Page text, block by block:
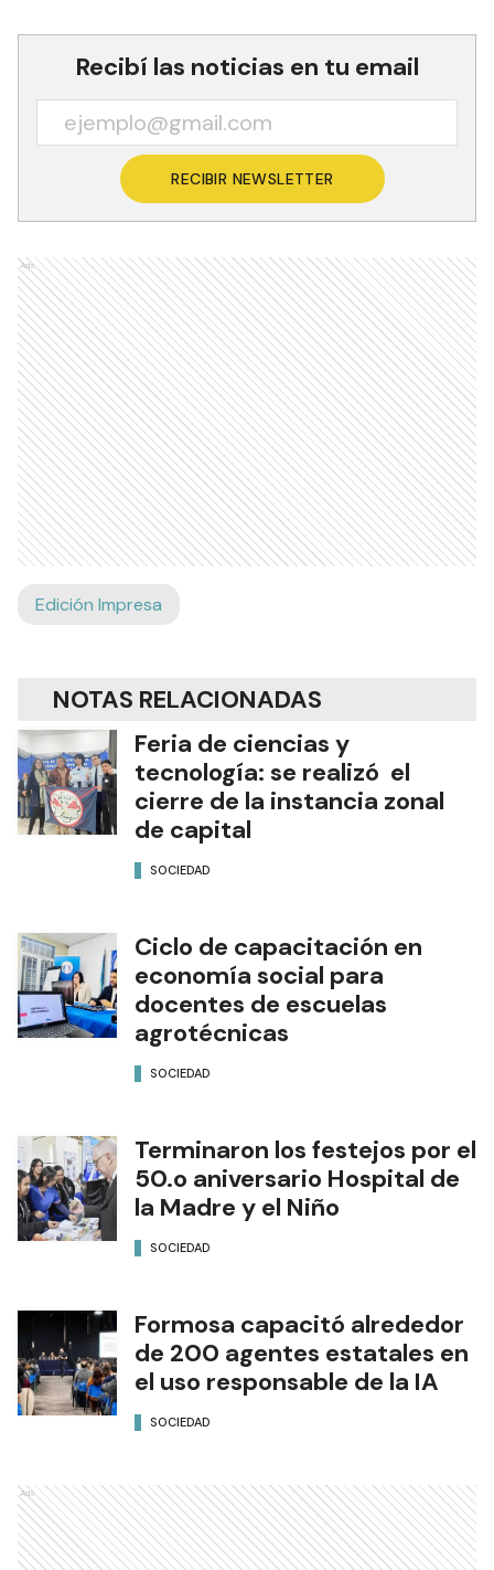
Recibí las noticias en tu email
RECIBIR NEWSLETTER
Ads
Edición Impresa
NOTAS RELACIONADAS
Feria de ciencias y
tecnología: se realizó el
cierre de la instancia zonal
de capital
SOCIEDAD
Ciclo de capacitación en
economía social para
docentes de escuelas
agrotécnicas
SOCIEDAD
Terminaron los festejos por el
50.o aniversario Hospital de
la Madre y el Niño
SOCIEDAD
Formosa capacitó alrededor
de 200 agentes estatales en
el uso responsable de la IA
SOCIEDAD
Ads